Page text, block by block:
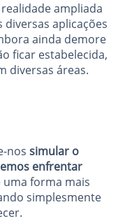
realidade ampliada
aplicações
ainda demore
ficar estabelecida,
diversas áreas.
nos simular o
enfrentar
forma mais
simplesmente